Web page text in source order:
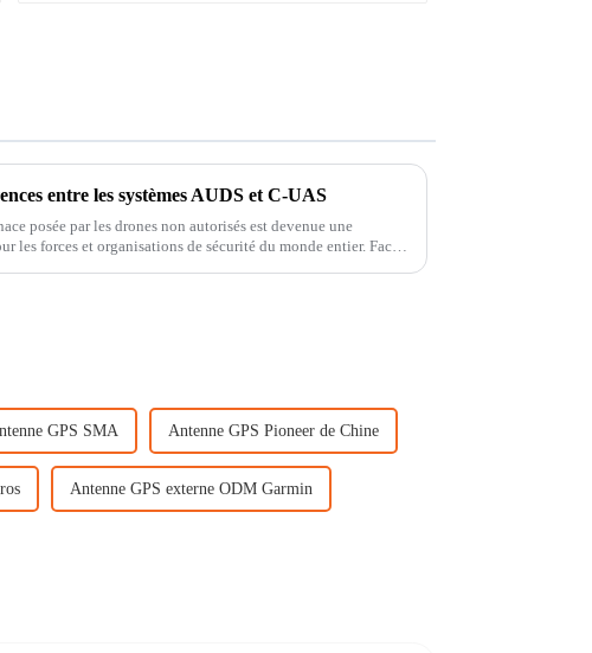
entre les systèmes AUDS et C-UAS
posée par les drones non autorisés est devenue une
les forces et organisations de sécurité du monde entier. Face à
GPS SMA Antenne GPS Pioneer de Chine
Antenne GPS externe ODM Garmin